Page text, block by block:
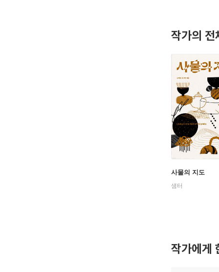
작가의 전
사물의 지도
샘터
작가에게